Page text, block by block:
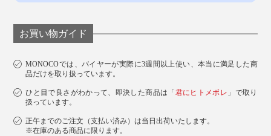
お買い物ガイド
MONOCOでは、バイヤーが実際に3週間以上使い、本当に満足した商
品だけを取り扱っています。
ひと目で良さがわかって、即決した商品は「 君にヒトメボレ 」で取り
扱っています。
正午までのご注文（支払い済み）は当日出荷いたします。
※在庫のある商品に限ります。